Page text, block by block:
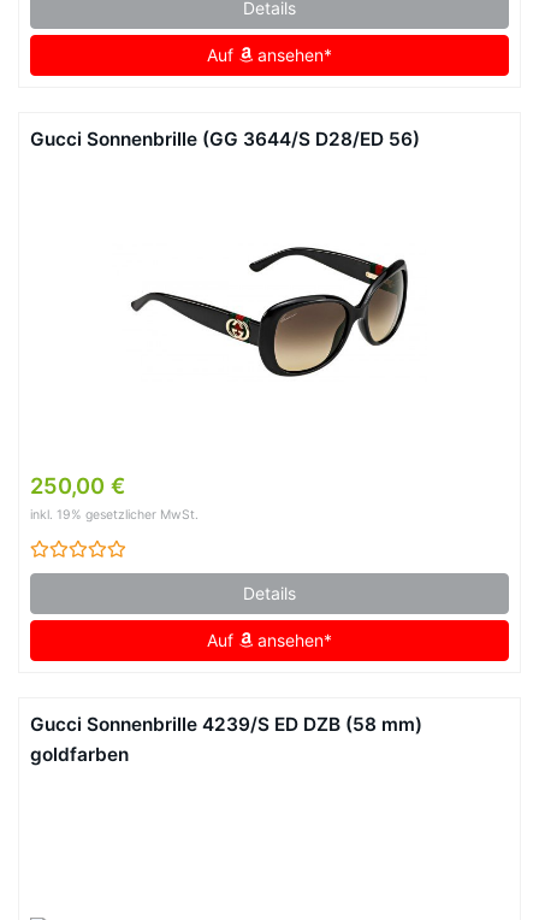
Details
Auf ansehen*
Gucci Sonnenbrille (GG 3644/S D28/ED 56)
250,00 €
inkl. 19% gesetzlicher MwSt.
Details
Auf ansehen*
Gucci Sonnenbrille 4239/S ED DZB (58 mm)
goldfarben